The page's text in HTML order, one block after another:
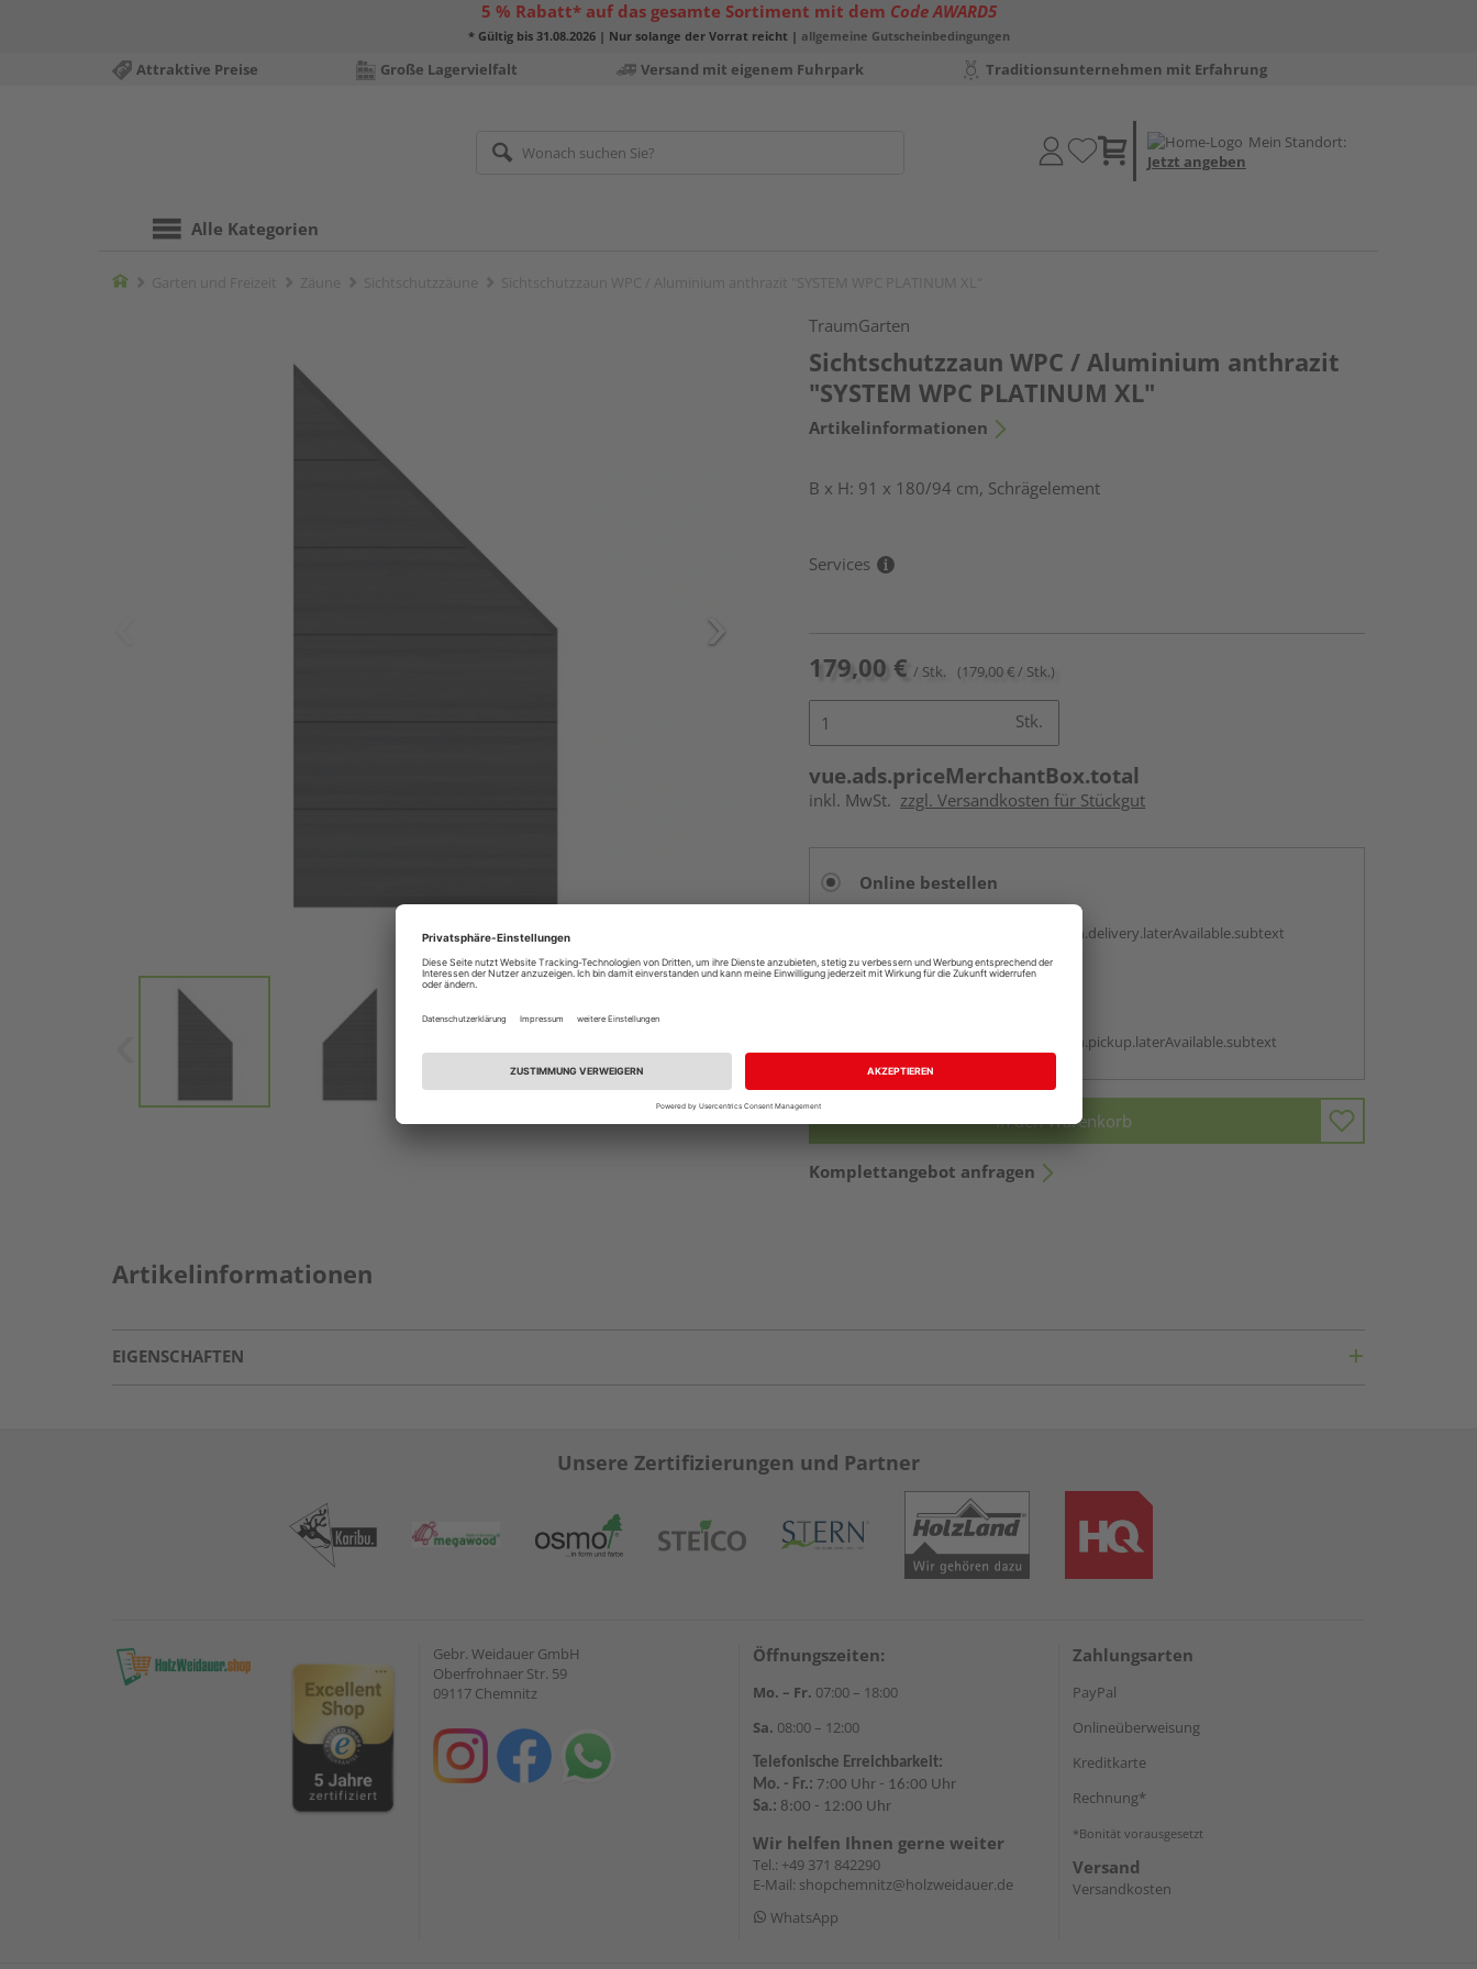
5 % Rabatt* auf das gesamte Sortiment mit dem Code AWARD5
* Gültig bis 31.08.2026 | Nur solange der Vorrat reicht | allgemeine Gutscheinbedingungen
Attraktive Preise Große Lagervielfalt Versand mit eigenem Fuhrpark Traditionsunternehmen mit Erfahrung
Mein Standort:
Jetzt angeben
Alle Kategorien
Home
TraumGarten
Sichtschutzzaun WPC / Aluminium anthrazit
"SYSTEM WPC PLATINUM XL"
Artikelinformationen
B x H: 91 x 180/94 cm, Schrägelement
Services
179,00 € / Stk. (179,00 € / Stk.)
Stk.
vue.ads.priceMerchantBox.total
inkl. MwSt. zzgl. Versandkosten für Stückgut
Online bestellen
vue.ads.priceMerchantBox.option.delivery.laterAvailable.subtext
vue.ads.priceMerchantBox.option.pickup.laterAvailable.subtext
In den Warenkorb
Komplettangebot anfragen
Artikelinformationen
EIGENSCHAFTEN
Unsere Zertifizierungen und Partner
Gebr. Weidauer GmbH
Oberfrohnaer Str. 59
09117 Chemnitz
Öffnungszeiten:
Mo. – Fr. 07:00 – 18:00
Sa. 08:00 – 12:00
Telefonische Erreichbarkeit:
Mo. - Fr.: 7:00 Uhr - 16:00 Uhr
Sa.: 8:00 - 12:00 Uhr
Wir helfen Ihnen gerne weiter
Tel.: +49 371 842290
E-Mail: shopchemnitz@holzweidauer.de
WhatsApp
Zahlungsarten
PayPal
Onlineüberweisung
Kreditkarte
Rechnung*
*Bonität vorausgesetzt
Versand
Versandkosten